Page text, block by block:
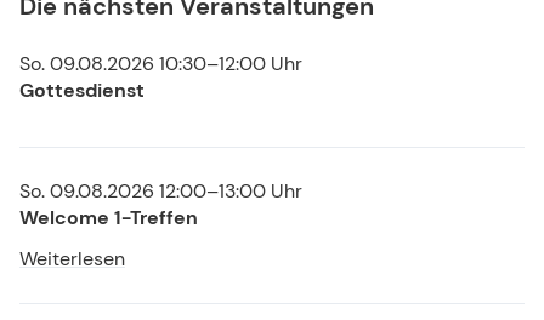
So. 09.08.2026 10:30–12:00 Uhr
Gottesdienst
So. 09.08.2026 12:00–13:00 Uhr
Welcome 1-Treffen
Weiterlesen